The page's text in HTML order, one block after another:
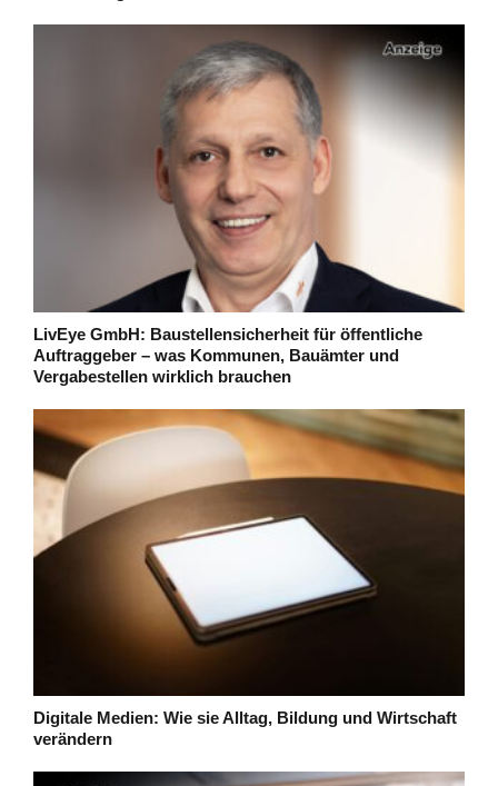
LivEye GmbH: Baustellensicherheit für öffentliche
Auftraggeber – was Kommunen, Bauämter und
Vergabestellen wirklich brauchen
Digitale Medien: Wie sie Alltag, Bildung und Wirtschaft
verändern